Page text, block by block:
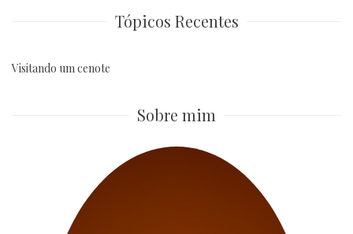
Tópicos Recentes
Visitando um cenote
Sobre mim